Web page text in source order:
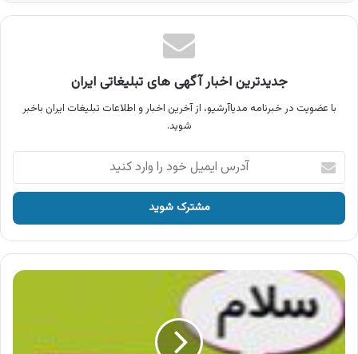
جدیدترین اخبار آگهی های تبلیغاتی ایران
با عضویت در خبرنامه مدیاآرشیو، از آخرین اخبار و اطلاعات تبلیغات ایران باخبر
شوید.
آدرس
ایمیل
خود
وارد
کنید
Madaen
clinic:
Diabetic
Foot
Pain